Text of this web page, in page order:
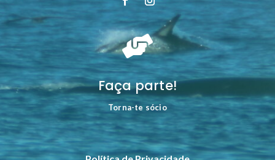

Faça parte!
Torna-te sócio